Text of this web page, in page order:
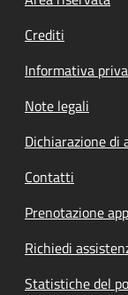
Crediti
Informativa
Note legali
Dichiarazione di
Contatti
Prenotazione
Richiedi
Statistiche del